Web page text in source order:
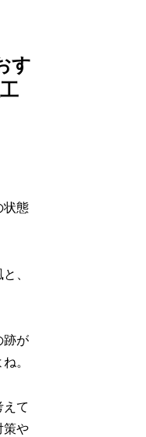
す
状態
、
跡が
。
えて
策や